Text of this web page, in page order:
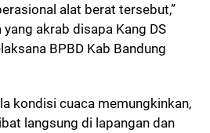
alat berat tersebut,”
akrab disapa Kang DS
BPBD Kab Bandung
kondisi cuaca memungkinkan,
langsung di lapangan dan